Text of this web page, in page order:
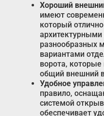
Хороший
имеют
который
разнообразных
вариантами
ворота,
общий внешний
Удобное
правило,
системой
обеспечивает